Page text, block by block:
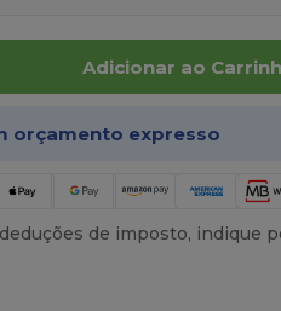
Adicionar ao
orçamento expresso
de imposto, indique